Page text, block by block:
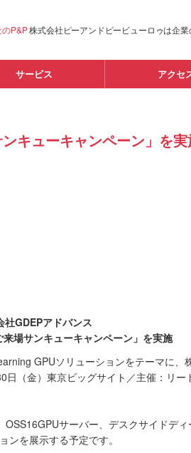
のP&P株式会社ピーアンドピービューロゥは企
サービス アクセ
キューキャンペーン」を
社GDEPアドバンス
来場サンキューキャンペーン」を実施
GPUソリューションをテーマに、
（金）東京ビッグサイト／主催：リ
サーバー、デスクサイドデ
ンを展示する予定です。